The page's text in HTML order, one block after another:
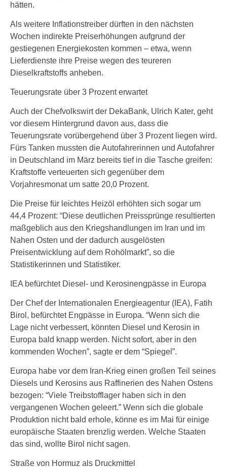
hätten.
Als weitere Inflationstreiber dürften in den nächsten
Wochen indirekte Preiserhöhungen aufgrund der
gestiegenen Energiekosten kommen – etwa, wenn
Lieferdienste ihre Preise wegen des teureren
Dieselkraftstoffs anheben.
Teuerungsrate über 3 Prozent erwartet
Auch der Chefvolkswirt der DekaBank, Ulrich Kater, geht
vor diesem Hintergrund davon aus, dass die
Teuerungsrate vorübergehend über 3 Prozent liegen wird.
Fürs Tanken mussten die Autofahrerinnen und Autofahrer
in Deutschland im März bereits tief in die Tasche greifen:
Kraftstoffe verteuerten sich gegenüber dem
Vorjahresmonat um satte 20,0 Prozent.
Die Preise für leichtes Heizöl erhöhten sich sogar um
44,4 Prozent: “Diese deutlichen Preissprünge resultierten
maßgeblich aus den Kriegshandlungen im Iran und im
Nahen Osten und der dadurch ausgelösten
Preisentwicklung auf dem Rohölmarkt”, so die
Statistikerinnen und Statistiker.
IEA befürchtet Diesel- und Kerosinengpässe in Europa
Der Chef der Internationalen Energieagentur (IEA), Fatih
Birol, befürchtet Engpässe in Europa. “Wenn sich die
Lage nicht verbessert, könnten Diesel und Kerosin in
Europa bald knapp werden. Nicht sofort, aber in den
kommenden Wochen”, sagte er dem “Spiegel”.
Europa habe vor dem Iran-Krieg einen großen Teil seines
Diesels und Kerosins aus Raffinerien des Nahen Ostens
bezogen: “Viele Treibstofflager haben sich in den
vergangenen Wochen geleert.” Wenn sich die globale
Produktion nicht bald erhole, könne es im Mai für einige
europäische Staaten brenzlig werden. Welche Staaten
das sind, wollte Birol nicht sagen.
Straße von Hormuz als Druckmittel